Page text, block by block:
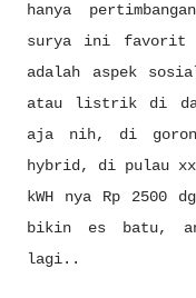
hanya
surya ini favorit
adalah aspek
atau listrik di
aja nih, di
hybrid, di pulau
kWH nya Rp 2500
bikin es batu,
lagi..